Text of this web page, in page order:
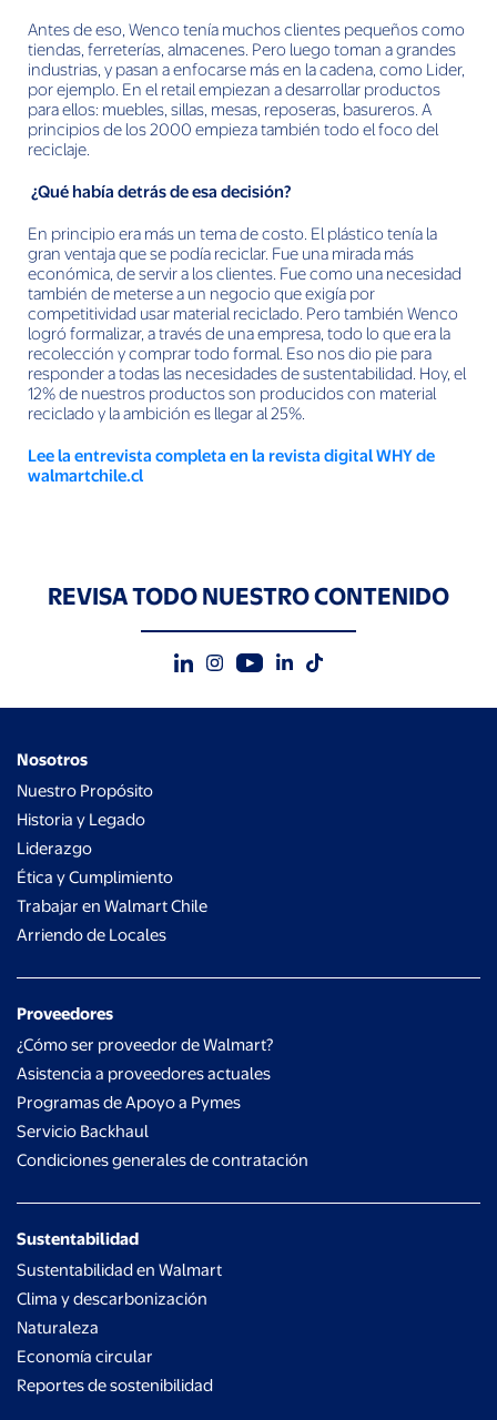
Antes de eso, Wenco tenía muchos clientes pequeños como
tiendas, ferreterías, almacenes. Pero luego toman a grandes
industrias, y pasan a enfocarse más en la cadena, como Lider,
por ejemplo. En el retail empiezan a desarrollar productos
para ellos: muebles, sillas, mesas, reposeras, basureros. A
principios de los 2000 empieza también todo el foco del
reciclaje.
¿Qué había detrás de esa decisión?
En principio era más un tema de costo. El plástico tenía la
gran ventaja que se podía reciclar. Fue una mirada más
económica, de servir a los clientes. Fue como una necesidad
también de meterse a un negocio que exigía por
competitividad usar material reciclado. Pero también Wenco
logró formalizar, a través de una empresa, todo lo que era la
recolección y comprar todo formal. Eso nos dio pie para
responder a todas las necesidades de sustentabilidad. Hoy, el
12% de nuestros productos son producidos con material
reciclado y la ambición es llegar al 25%.
Lee la entrevista completa en la revista digital WHY de
walmartchile.cl
REVISA TODO NUESTRO CONTENIDO
Nosotros
Nuestro Propósito
Historia y Legado
Liderazgo
Ética y Cumplimiento
Trabajar en Walmart Chile
Arriendo de Locales
Proveedores
¿Cómo ser proveedor de Walmart?
Asistencia a proveedores actuales
Programas de Apoyo a Pymes
Servicio Backhaul
Condiciones generales de contratación
Sustentabilidad
Sustentabilidad en Walmart
Clima y descarbonización
Naturaleza
Economía circular
Reportes de sostenibilidad